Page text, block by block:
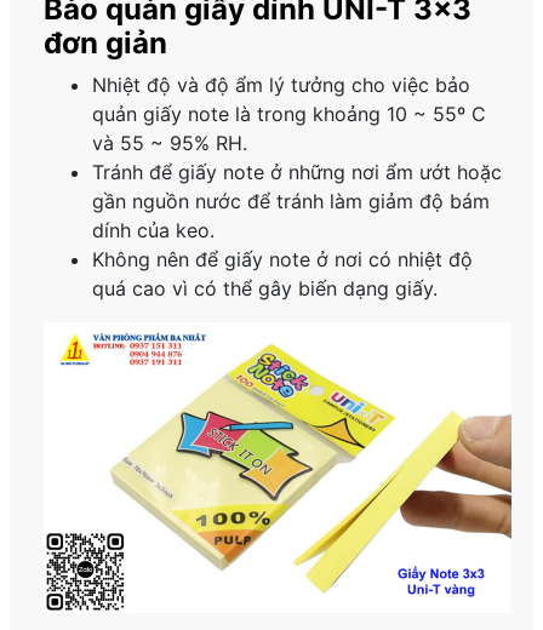
Bảo quản giấy dính UNI-T 3×3
đơn giản
Nhiệt độ và độ ẩm lý tưởng cho việc bảo
quản giấy note là trong khoảng 10 ~ 55º C
và 55 ~ 95% RH.
Tránh để giấy note ở những nơi ẩm ướt hoặc
gần nguồn nước để tránh làm giảm độ bám
dính của keo.
Không nên để giấy note ở nơi có nhiệt độ
quá cao vì có thể gây biến dạng giấy.